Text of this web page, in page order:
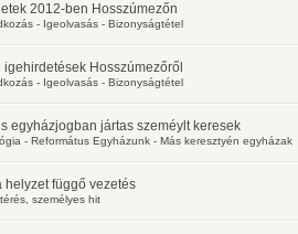
2012-ben Hosszúmezőn
- Igeolvasás - Bizonyságtétel
igehirdetések Hosszúmezőről
- Igeolvasás - Bizonyságtétel
egyházjogban jártas szeméylt keresek
- Református Egyházunk - Más keresztyén egyházak
helyzet függő vezetés
személyes hit